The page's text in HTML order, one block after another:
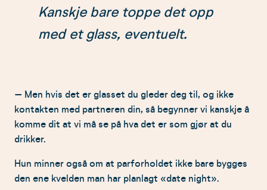
Kanskje bare toppe det opp
med et glass, eventuelt.
– Men hvis det er glasset du gleder deg til, og ikke
kontakten med partneren din, så begynner vi kanskje å
komme dit at vi må se på hva det er som gjør at du
drikker.
Hun minner også om at parforholdet ikke bare bygges
den ene kvelden man har planlagt «date night».